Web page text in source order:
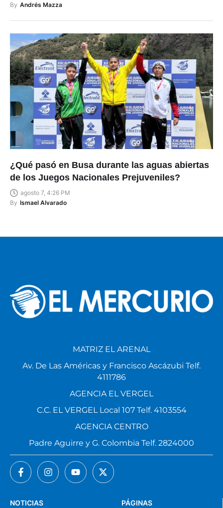
By Andrés Mazza
¿Qué pasó en Busa durante las aguas abiertas
de los Juegos Nacionales Prejuveniles?
agosto 7, 4:26 PM
By Ismael Alvarado
PÁGINAS
NOTICIAS
MATRIZ EL ARENAL
Av. De Las Américas y Francisco Ascázubi Telf.
4111786
AGENCIA EL VERGEL
C.C. EL VERGEL Local 107 Telf. 4103554
AGENCIA CENTRO
Padre Aguirre y G. Colombia Telf. 2824000